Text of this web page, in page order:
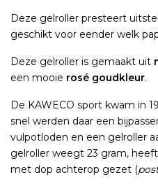
Deze gelroller presteert
geschikt voor eender welk
Deze gelroller is gemaakt uit
een mooie rosé goudkleur.
De KAWECO sport kwam in
snel werden daar een
vulpotloden en een gelroller
gelroller weegt 23 gram,
met dop achterop gezet (